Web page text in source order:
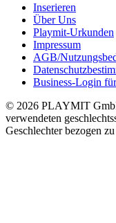
Inserieren
Über Uns
Playmit-Urkunden
Impressum
AGB/
Business-Login
© 2026 PLAYMIT
verwendeten
Geschlechter bezogen